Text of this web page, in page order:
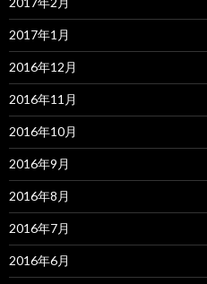
2017年1月
2016年12月
2016年11月
2016年10月
2016年9月
2016年8月
2016年7月
2016年6月